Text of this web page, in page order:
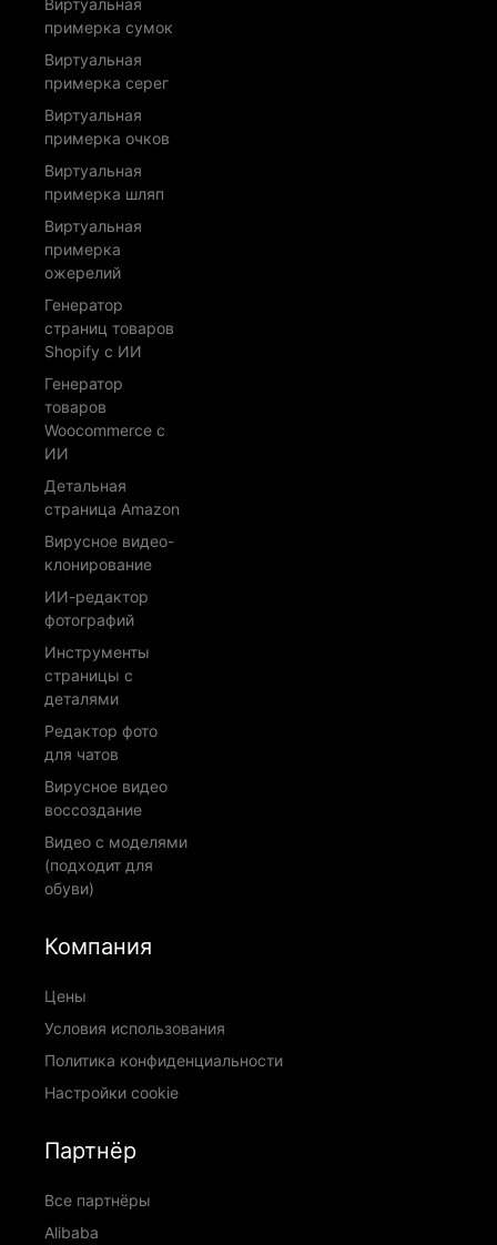
Виртуальная
примерка сумок
Виртуальная
примерка серег
Виртуальная
примерка очков
Виртуальная
примерка шляп
Виртуальная
примерка
ожерелий
Генератор
страниц товаров
Shopify с ИИ
Генератор
товаров
Woocommerce с
ИИ
Детальная
страница Amazon
Вирусное видео-
клонирование
ИИ-редактор
фотографий
Инструменты
страницы с
деталями
Редактор фото
для чатов
Вирусное видео
воссоздание
Видео с моделями
(подходит для
обуви)
Компания
Цены
Условия использования
Политика конфиденциальности
Настройки cookie
Партнёр
Все партнёры
Alibaba